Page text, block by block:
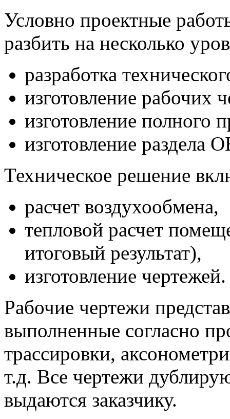
Условно проектные
разбить на несколько
разработка
изготовление рабочих
изготовление полного
изготовление раздела
Техническое решение
расчет воздухообмена,
тепловой расчет
итоговый результат),
изготовление чертежей.
Рабочие чертежи
выполненные согласно
трассировки,
т.д. Все чертежи
выдаются заказчику.